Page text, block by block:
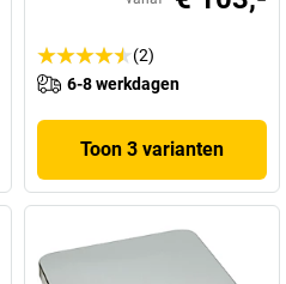
(2)
6-8 werkdagen
Toon 3 varianten